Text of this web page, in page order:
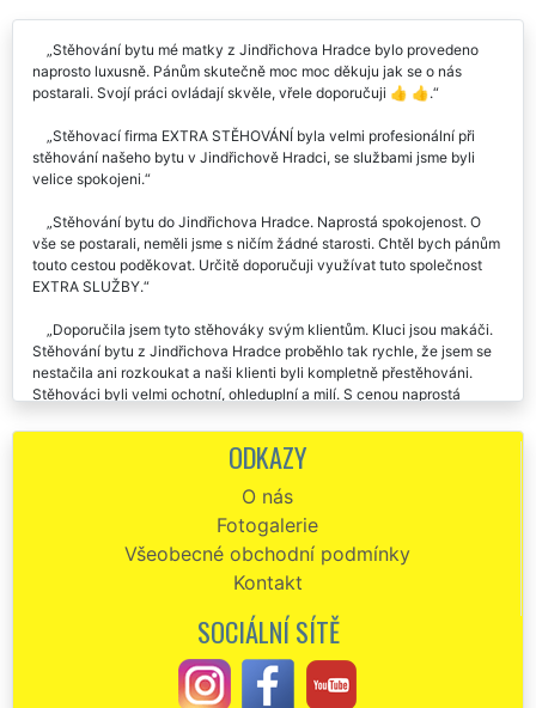
Recenze našich služeb stěhování od zákazníků:
Stěhování bytu mé matky z Jindřichova Hradce bylo provedeno
naprosto luxusně. Pánům skutečně moc moc děkuju jak se o nás
Stěhovací firma EXTRA STĚHOVÁNÍ byla velmi profesionální při
stěhování našeho bytu v Jindřichově Hradci, se službami jsme byli
Stěhování bytu do Jindřichova Hradce. Naprostá spokojenost. O
vše se postarali, neměli jsme s ničím žádné starosti. Chtěl bych pánům
touto cestou poděkovat. Určitě doporučuji využívat tuto společnost
Doporučila jsem tyto stěhováky svým klientům. Kluci jsou makáči.
Stěhování bytu z Jindřichova Hradce proběhlo tak rychle, že jsem se
nestačila ani rozkoukat a naši klienti byli kompletně přestěhováni.
spokojenost, co se domluvilo, to také platilo. Kluky budu rozhodně dál
doporučovat. Skutečně jsem byla velmi mile překvapena
profesionálním a spolehlivým přístupem této stěhovací firmy. V dnešní
době se to tak často nevidí, natož když jsem zjistila, že je to celkem
velká nadnárodní franchisová společnost EXTRA SLUŽBY. Většinou je
u takto velkých společností zmatek, ale tady bylo vše naprosto
dokonale zorganizované, od počáteční komunikace až do finálního
Skvělý přístup stěhováků. Milí, vstřícní, ochotní, neskutečně
obětaví. Stěhování bytu z Jindřichova Hradce zvládli rychleji než já
osobákem. Doporučuji a budu doporučovat. Kluci se skutečně nemají
za co stydět. Byly naprosto skvělí stejně jako cena za jejich výbornou
ODKAZY
O nás
Fotogalerie
Všeobecné obchodní podmínky
Kontakt
SOCIÁLNÍ SÍTĚ